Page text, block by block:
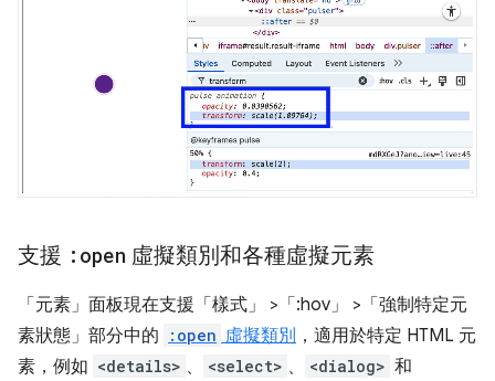
支援 :open 虛擬類別和各種虛擬元素
「元素」 面板現在支援「樣式」 >「:hov」
>「強制特定元
素狀態」 部分中的 :open 虛擬類別 ，適用於特定 HTML 元
素，例如 <details> 、 <select> 、 <dialog> 和